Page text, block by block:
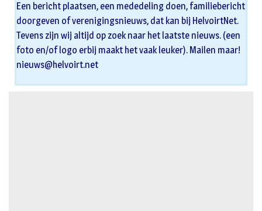
Een bericht plaatsen, een mededeling doen, familiebericht
doorgeven of verenigingsnieuws, dat kan bij HelvoirtNet.
Tevens zijn wij altijd op zoek naar het laatste nieuws. (een
foto en/of logo erbij maakt het vaak leuker). Mailen maar!
nieuws@helvoirt.net